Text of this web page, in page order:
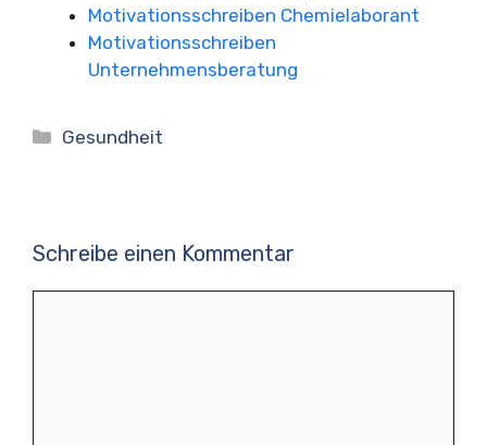
Motivationsschreiben Chemielaborant
Motivationsschreiben
Unternehmensberatung
Kategorien
Gesundheit
Schreibe einen Kommentar